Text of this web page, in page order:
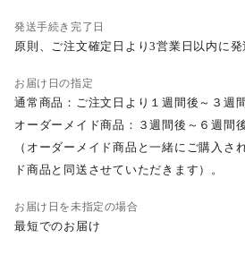
発送手続き完了日
原則、ご注文確定日より3営業日以内に発
お届け日の指定
通常商品：ご注文日より１週間後～３週
オーダーメイド商品：３週間後～６週間
（オーダーメイド商品と一緒にご購入さ
ド商品と同送させていただきます）。
お届け日を未指定の場合
最短でのお届け